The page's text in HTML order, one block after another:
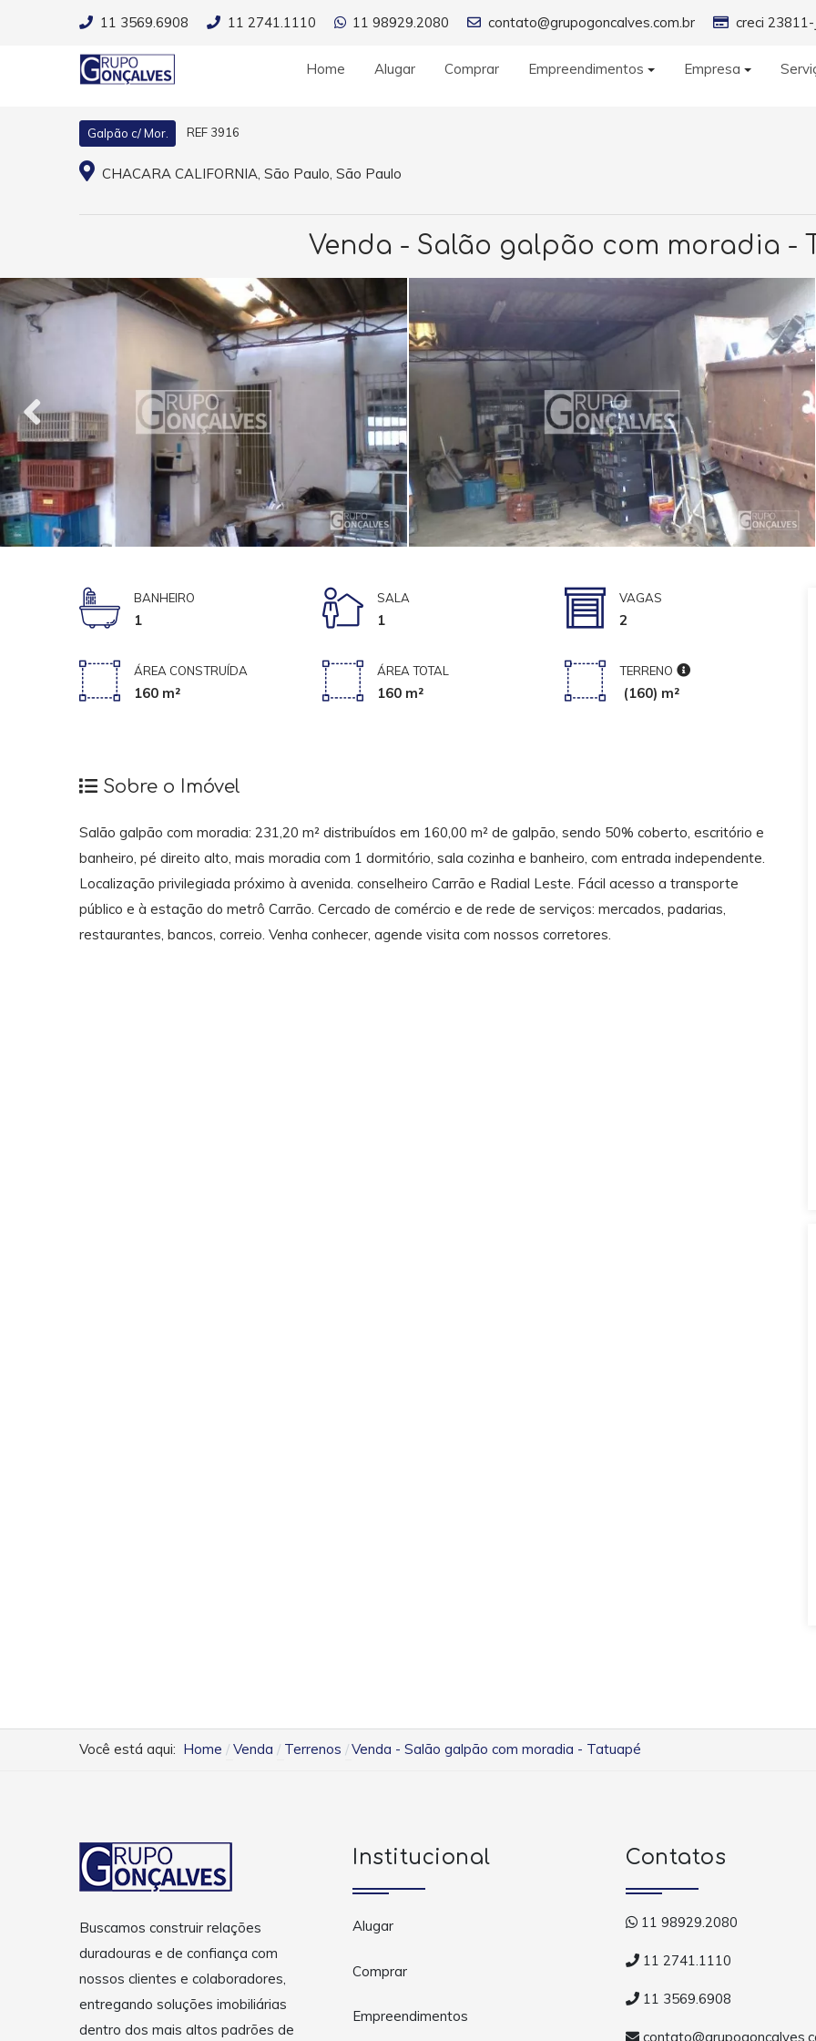
11 3569.6908 11 2741.1110 11 98929.2080 contato@grupogoncalves.com.br creci 23811-
Home Alugar Comprar Empreendimentos Empresa
Galpão c/ Mor. REF 3916
CHACARA CALIFORNIA, São Paulo, São Paulo
Venda - Salão galpão com moradia -
BANHEIRO
1
SALA
1
VAGAS
2
ÁREA CONSTRUÍDA
160 m²
ÁREA TOTAL
160 m²
TERRENO
(160) m²
Sobre o Imóvel
Salão galpão com moradia: 231,20 m² distribuídos em 160,00 m² de galpão, sendo 50% coberto, escritório e
banheiro, pé direito alto, mais moradia com 1 dormitório, sala cozinha e banheiro, com entrada independente.
Localização privilegiada próximo à avenida. conselheiro Carrão e Radial Leste. Fácil acesso a transporte
público e à estação do metrô Carrão. Cercado de comércio e de rede de serviços: mercados, padarias,
restaurantes, bancos, correio. Venha conhecer, agende visita com nossos corretores.
Você está aqui: Home Venda Terrenos Venda - Salão galpão com moradia - Tatuapé
Buscamos construir relações
duradouras e de confiança com
nossos clientes e colaboradores,
entregando soluções imobiliárias
dentro dos mais altos padrões de
Institucional
Alugar
Comprar
Empreendimentos
Contatos
11 98929.2080
11 2741.1110
11 3569.6908